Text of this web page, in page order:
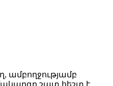
ամբողջությամբ
շատ հեշտ է